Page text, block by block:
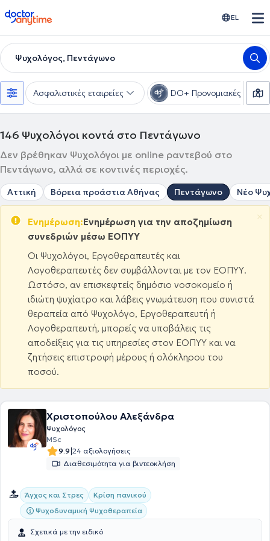
doctoranytime EL
Ψυχολόγος, Πεντάγωνο
Ασφαλιστικές εταιρείες DO+ Προνομιακές τιμές
146 Ψυχολόγοι κοντά στο Πεντάγωνο
Δεν βρέθηκαν Ψυχολόγοι με online ραντεβού στο
Πεντάγωνο, αλλά σε κοντινές περιοχές.
Αττική Βόρεια προάστια Αθήνας Πεντάγωνο Νέο
Ενημέρωση:Ενημέρωση για την αποζημίωση
συνεδριών μέσω ΕΟΠΥΥ
Οι Ψυχολόγοι, Εργοθεραπευτές και
Λογοθεραπευτές δεν συμβάλλονται με τον ΕΟΠΥΥ.
Ωστόσο, αν επισκεφτείς δημόσιο νοσοκομείο ή
ιδιώτη ψυχίατρο και λάβεις γνωμάτευση που συνιστά
θεραπεία από Ψυχολόγο, Εργοθεραπευτή ή
Λογοθεραπευτή, μπορείς να υποβάλεις τις
αποδείξεις για τις υπηρεσίες στον ΕΟΠΥΥ και να
ζητήσεις επιστροφή μέρους ή ολόκληρου του
ποσού.
×
Χριστοπούλου Αλεξάνδρα
Ψυχολόγος
MSc
9.9|24 αξιολογήσεις
Διαθεσιμότητα για βιντεοκλήση
Άγχος και Στρες
Κρίση πανικού
Ψυχοδυναμική Ψυχοθεραπεία
Σχετικά με την ειδικό